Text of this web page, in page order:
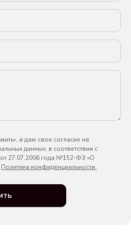
я даю свое согласие на
данных, в соответствии с
27.07.2006 года №152-ФЗ «О
Политика конфиденциальности.